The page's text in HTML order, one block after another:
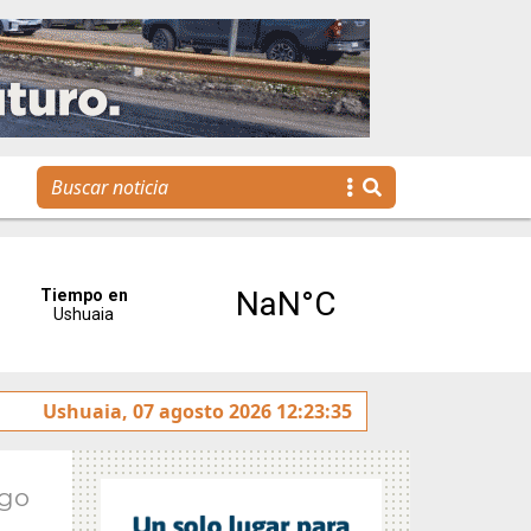
de Fomento cercana a las familias y a las empresas"
Ushuaia, 07 agosto 2026 12:23:35